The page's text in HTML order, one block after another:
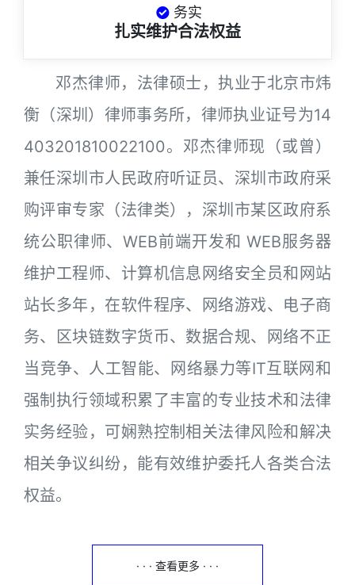
务实
扎实维护合法权益
邓杰律师，法律硕士，执业于北京市炜
衡（深圳）律师事务所，律师执业证号为14
403201810022100。邓杰律师现（或曾）
兼任深圳市人民政府听证员、深圳市政府采
购评审专家（法律类），深圳市某区政府系
统公职律师、WEB前端开发和 WEB服务器
维护工程师、计算机信息网络安全员和网站
站长多年，在软件程序、网络游戏、电子商
务、区块链数字货币、数据合规、网络不正
当竞争、人工智能、网络暴力等IT互联网和
强制执行领域积累了丰富的专业技术和法律
实务经验，可娴熟控制相关法律风险和解决
相关争议纠纷，能有效维护委托人各类合法
权益。
· · · 查看更多 · · ·